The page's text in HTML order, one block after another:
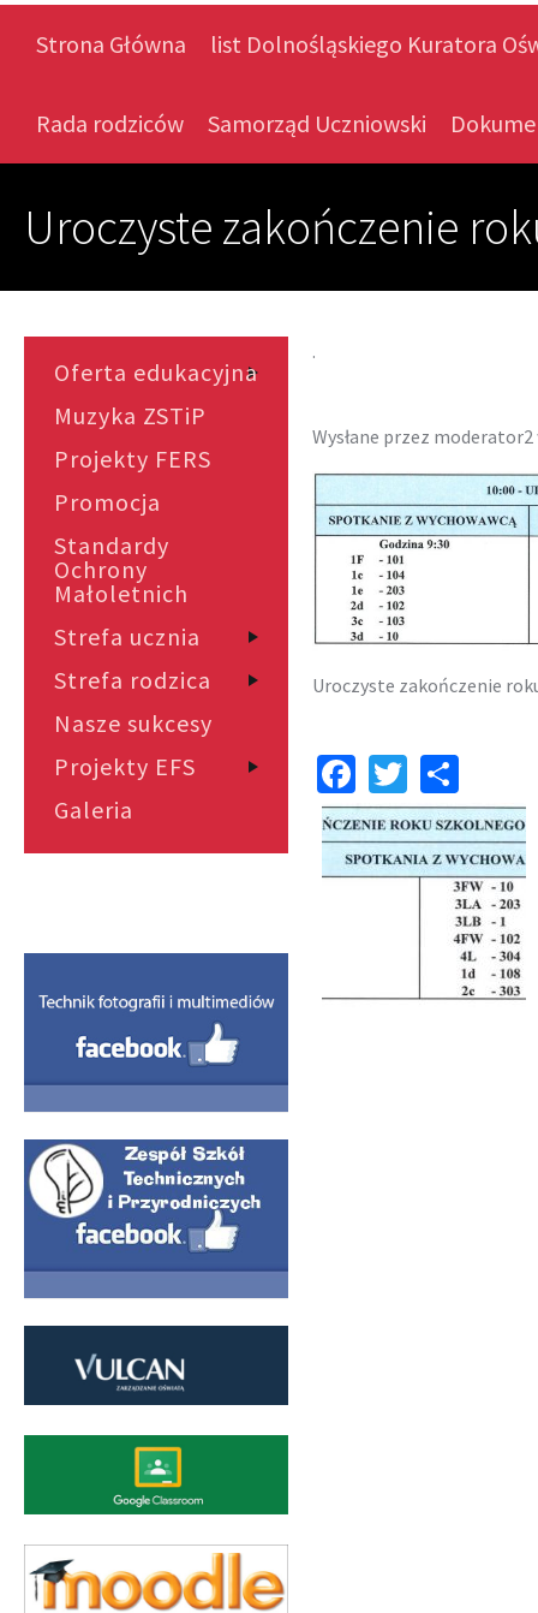
Strona Główna list Dolnośląskiego Kuratora
Rada rodziców Samorząd Uczniowski
Uroczyste zakończenie
Oferta edukacyjna
Muzyka ZSTiP
Projekty FERS
Promocja
Standardy
Ochrony
Małoletnich
Strefa ucznia
Strefa rodzica
Nasze sukcesy
Projekty EFS
Galeria
.
Wysłane przez moderator2
Uroczyste zakończenie
Facebook
Twitter